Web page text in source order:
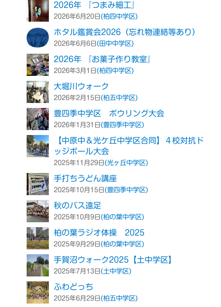
2026年 『つまみ細工』
2026年6月20日(柏四中学区)
ホタル鑑賞会2026（忘れ物連絡等あり）
2026年6月6日(田中中学区)
2026年 『お菓子作り教室』
2026年3月1日(柏四中学区)
大堀川ウォーク
2026年2月15日(柏五中学区)
豊四季中学区 ボウリング大会
2026年1月31日(豊四季中学区)
【中原中＆光ケ丘中学区合同】４校対抗ド
ッジボール大会
2025年11月29日(光ヶ丘中学区)
手打ちうどん講座
2025年10月15日(豊四季中学区)
秋のバス遠足
2025年10月9日(柏の葉中学区)
柏の葉ラジオ体操 2025
2025年9月29日(柏の葉中学区)
手賀沼ウォーク2025【土中学区】
2025年7月13日(土中学区)
ふわどっち
2025年6月29日(柏五中学区)